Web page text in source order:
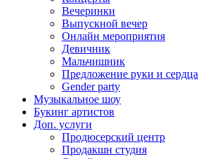
Вечеринки
Выпускной вечер
Онлайн мероприятия
Девичник
Мальчишник
Предложение руки и сердца
Gender party
Музыкальное шоу
Букинг артистов
Доп. услуги
Продюсерский центр
Продакшн студия